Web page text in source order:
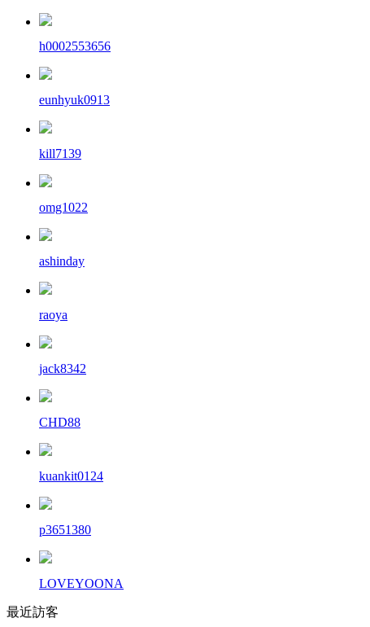
h0002553656
eunhyuk0913
kill7139
omg1022
ashinday
raoya
jack8342
CHD88
kuankit0124
p3651380
LOVEYOONA
最近訪客